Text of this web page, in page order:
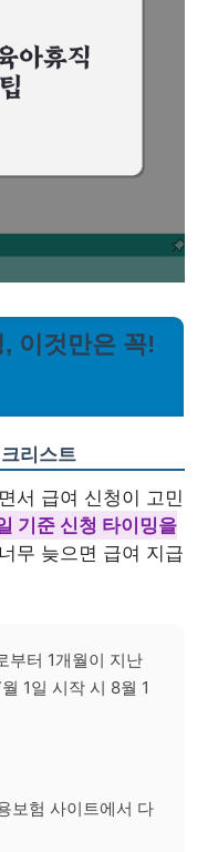
이것만은 꼭!
리스트
서 급여 신청이 고민
기준 신청 타이밍을
무 늦으면 급여 지급
부터 1개월이 지난
1일 시작 시 8월 1
보험 사이트에서 다